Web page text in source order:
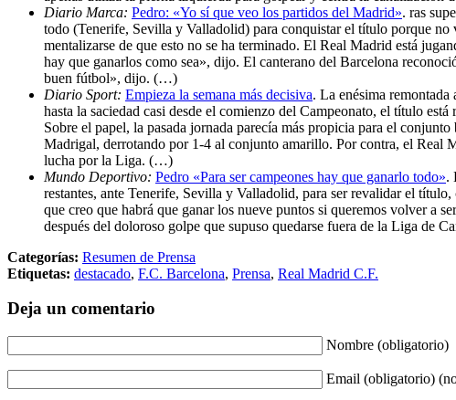
Diario Marca: Pedro: «Yo sí que veo los partidos del Madrid». ras
todo (Tenerife, Sevilla y Valladolid) para conquistar el título porque no
mentalizarse de que esto no se ha terminado. El Real Madrid está
hay que ganarlos como sea», dijo. El canterano del Barcelona
buen fútbol», dijo. (…)
Diario Sport: Empieza la semana más decisiva. La enésima
hasta la saciedad casi desde el comienzo del Campeonato, el título
Sobre el papel, la pasada jornada parecía más propicia para el
Madrigal, derrotando por 1-4 al conjunto amarillo. Por contra, el Real
lucha por la Liga. (…)
Mundo Deportivo: Pedro «Para ser campeones hay que ganarlo todo».
restantes, ante Tenerife, Sevilla y Valladolid, para ser revalidar el
que creo que habrá que ganar los nueve puntos si queremos volver a
después del doloroso golpe que supuso quedarse fuera de la Liga de
Categorías: Resumen de Prensa
Etiquetas: destacado, F.C. Barcelona, Prensa, Real Madrid C.F.
Deja un comentario
Nombre (obligatorio)
Email (obligatorio)